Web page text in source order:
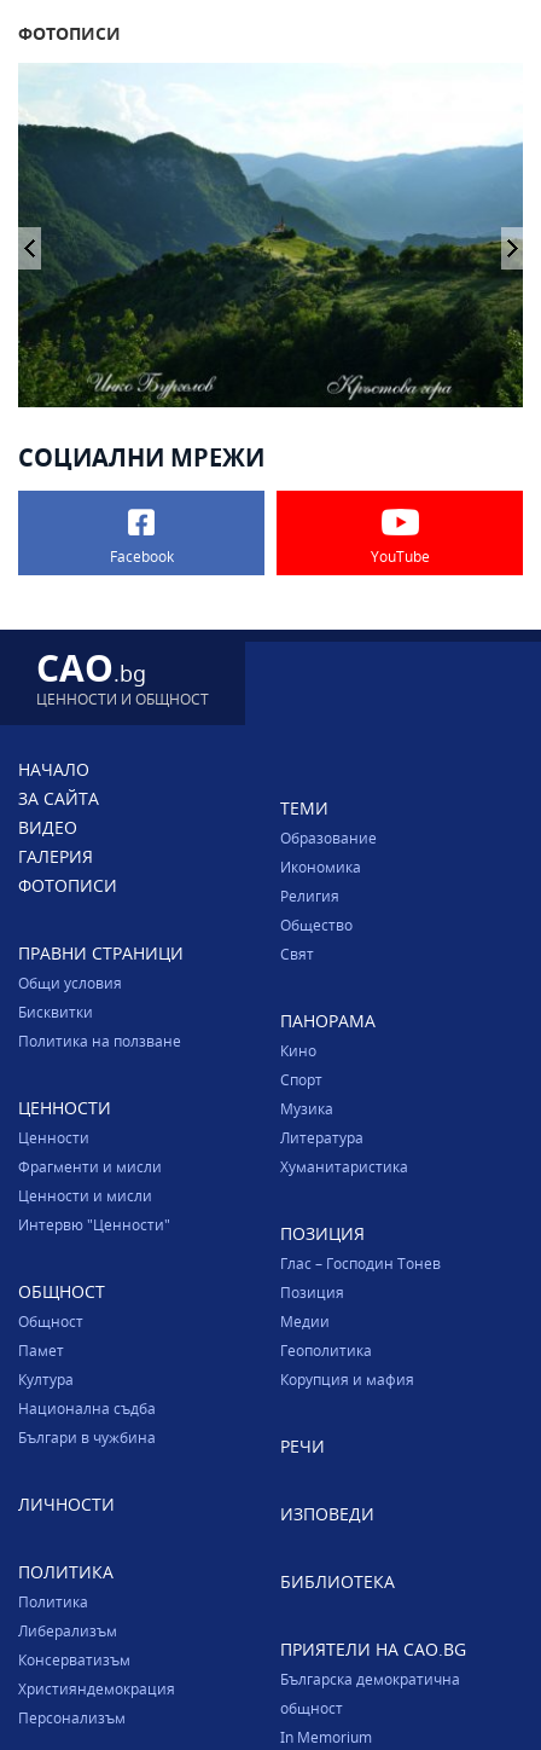
ФОТОПИСИ
СОЦИАЛНИ МРЕЖИ
Facebook YouTube
CAO.bg
ЦЕННОСТИ И ОБЩНОСТ
НАЧАЛО
ЗА САЙТА
ВИДЕО
ГАЛЕРИЯ
ФОТОПИСИ
ПРАВНИ СТРАНИЦИ
Общи условия
Бисквитки
Политика на ползване
ЦЕННОСТИ
Ценности
Фрагменти и мисли
Ценности и мисли
Интервю "Ценности"
ОБЩНОСТ
Общност
Памет
Култура
Национална съдба
Българи в чужбина
ЛИЧНОСТИ
ПОЛИТИКА
Политика
Либерализъм
Консерватизъм
Християндемокрация
Персонализъм
ТЕМИ
Образование
Икономика
Религия
Общество
Свят
ПАНОРАМА
Кино
Спорт
Музика
Литература
Хуманитаристика
ПОЗИЦИЯ
Глас – Господин Тонев
Позиция
Медии
Геополитика
Корупция и мафия
РЕЧИ
ИЗПОВЕДИ
БИБЛИОТЕКА
ПРИЯТЕЛИ НА CAO.BG
Българска демократична
общност
In Memorium